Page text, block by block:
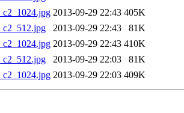
2013-09-29 22:43 405K
2013-09-29 22:43
81K
2013-09-29 22:43 410K
2013-09-29 22:03
81K
2013-09-29 22:03 409K